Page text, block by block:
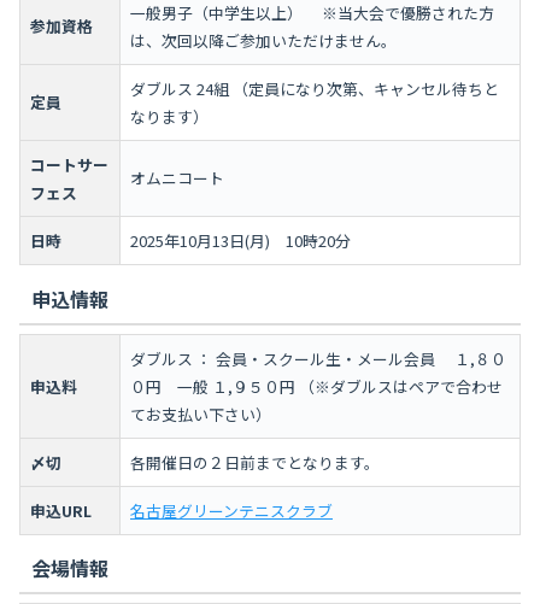
参加資格
一般男子（中学生以上） ※当大会で優勝された方
は、次回以降ご参加いただけません。
定員
ダブルス 24組 （定員になり次第、キャンセル待ちと
なります）
コートサー
フェス
オムニコート
日時 2025年10月13日(月) 10時20分
申込情報
申込料
ダブルス ： 会員・スクール生・メール会員 １,８０
０円 一般 １,９５０円 （※ダブルスはペアで合わせ
てお支払い下さい）
〆切 各開催日の２日前までとなります。
申込URL 名古屋グリーンテニスクラブ
会場情報